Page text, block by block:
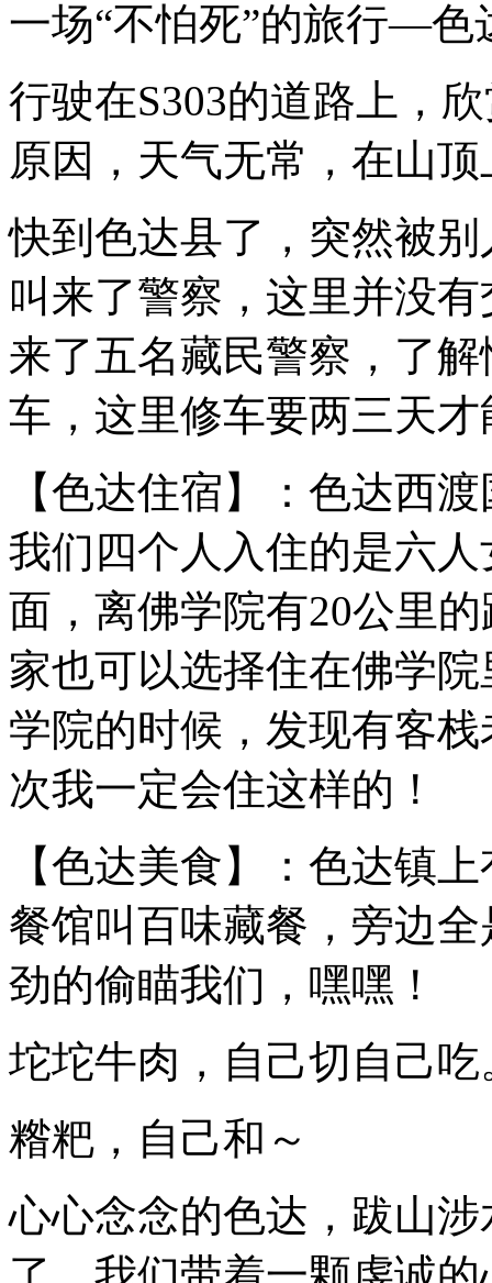
一场“不怕死”的旅行—色
行驶在S303的道路上，
原因，天气无常，在山
快到 色达县了，突然被
叫来了警察，这里并没
来了五名藏民警察，了
车，这里修车要两三天
【色达住宿】：色达西
我们四个人入住的是六
面，离佛学院有20公里
家也可以选择住在佛学
学院的时候，发现有客
次我一定会住这样的！
【色达美食】：色达镇
餐馆叫百味藏餐，旁边
劲的偷瞄我们，嘿嘿！
坨坨牛肉，自己切自己吃
糌粑，自己和～
心心念念的色达，跋山